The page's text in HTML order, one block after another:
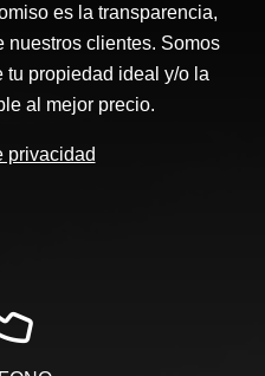
es la transparencia,
nuestros clientes. Somos
tu propiedad ideal y/o la
al mejor precio.
privacidad